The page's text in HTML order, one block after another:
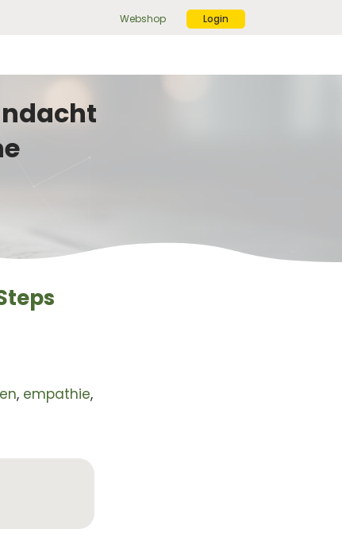
Webshop Login
, empathie,